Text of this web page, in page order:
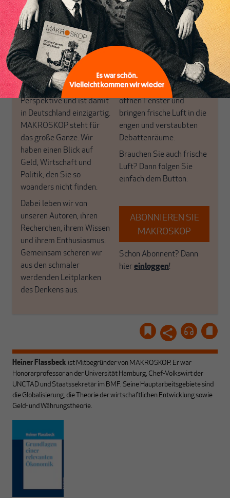
Nur für Abonnenten
MAKROSKOP analysiert
wirtschaftspolitische
Themen aus einer
postkeynesianischen
Perspektive und ist damit
in Deutschland einzigartig.
MAKROSKOP steht für
das große Ganze. Wir
haben einen Blick auf
Geld, Wirtschaft und
Politik, den Sie so
woanders nicht finden.
Dabei leben wir von
unseren Autoren, ihren
Recherchen, ihrem Wissen
und ihrem Enthusiasmus.
Gemeinsam scheren wir
aus den schmaler
werdenden Leitplanken
des Denkens aus.
Wir verlassen die
journalistische Filterblase,
in der sich viele
eingerichtet haben. Wir
öffnen Fenster und
bringen frische Luft in die
engen und verstaubten
Debattenräume.
Brauchen Sie auch frische
Luft? Dann folgen Sie
einfach dem Button.
ABONNIEREN SIE
MAKROSKOP
Schon Abonnent? Dann
hiereinloggen!
Heiner Flassbeck ist Mitbegründer von MAKROSKOP. Er war
Honorarprofessor an der Universität Hamburg, Chef-Volkswirt der
UNCTAD und Staatssekretär im BMF. Seine Hauptarbeitsgebiete sind
die Globalisierung, die Theorie der wirtschaftlichen Entwicklung sowie
Geld- und Währungstheorie.